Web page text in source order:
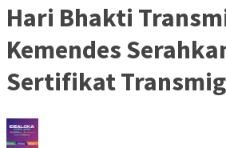
Hari Bhakti
Kemendes
Sertifikat